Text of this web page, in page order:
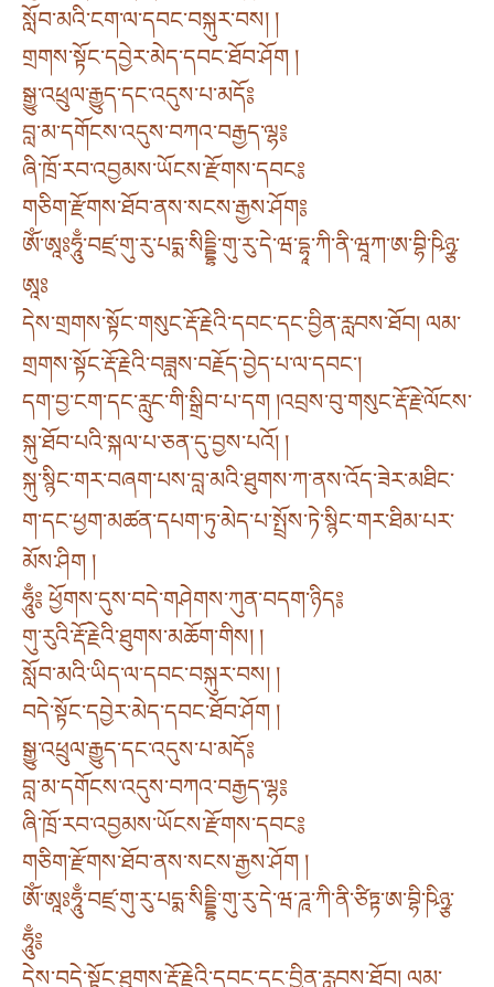
སློབ་མའི་ངག་ལ་དབང་བསྐུར་བས། །
གྲགས་སྟོང་དབྱེར་མེད་དབང་ཐོབ་ཤོག །
སྒྱུ་འཕྲུལ་རྒྱུད་དང་འདུས་པ་མདོ༔
བླ་མ་དགོངས་འདུས་བཀའ་བརྒྱད་ལྷ༔
ཞི་ཁྲོ་རབ་འབྱམས་ཡོངས་རྫོགས་དབང༔
གཅིག་རྫོགས་ཐོབ་ནས་སངས་རྒྱས་ཤོག༔
ཨོཾ་ཨཱཿཧཱུྃ་བཛྲ་གུ་རུ་པདྨ་སིདྡྷི་གུ་རུ་དེ་ཝ་དྷཱ་ཀི་ནི་ཝཱཀ་ཨ་བྷི་ཥིཉྩ་
ཨཱཿ
དེས་གྲགས་སྟོང་གསུང་རྡོ་རྗེའི་དབང་དང་བྱིན་རླབས་ཐོབ། ལམ་
གྲགས་སྟོང་རྡོ་རྗེའི་བཟླས་བརྗོད་བྱེད་པ་ལ་དབང༌།
དག་བྱ་ངག་དང་རླུང་གི་སྒྲིབ་པ་དག །འབྲས་བུ་གསུང་རྡོ་རྗེ་ལོངས་
སྐུ་ཐོབ་པའི་སྐལ་པ་ཅན་དུ་བྱས་པའོ། །
སྐུ་སྙིང་གར་བཞག་པས་བླ་མའི་ཐུགས་ཀ་ནས་འོད་ཟེར་མཐིང་
ག་དང་ཕྱག་མཚན་དཔག་ཏུ་མེད་པ་སྤྲོས་ཏེ་སྙིང་གར་ཐིམ་པར་
མོས་ཤིག །
ཧཱུྃ༔ ཕྱོགས་དུས་བདེ་གཤེགས་ཀུན་བདག་ཉིད༔
གུ་རུའི་རྡོ་རྗེའི་ཐུགས་མཆོག་གིས། །
སློབ་མའི་ཡིད་ལ་དབང་བསྐུར་བས། །
བདེ་སྟོང་དབྱེར་མེད་དབང་ཐོབ་ཤོག །
སྒྱུ་འཕྲུལ་རྒྱུད་དང་འདུས་པ་མདོ༔
བླ་མ་དགོངས་འདུས་བཀའ་བརྒྱད་ལྷ༔
ཞི་ཁྲོ་རབ་འབྱམས་ཡོངས་རྫོགས་དབང༔
གཅིག་རྫོགས་ཐོབ་ནས་སངས་རྒྱས་ཤོག །
ཨོཾ་ཨཱཿཧཱུྃ་བཛྲ་གུ་རུ་པདྨ་སིདྡྷི་གུ་རུ་དེ་ཝ་ཌཱ་ཀི་ནི་ཙིཏྟ་ཨ་བྷི་ཥིཉྩ་
ཧཱུྃ༔
དེས་བདེ་སྟོང་ཐུགས་རྡོ་རྗེའི་དབང་དང་བྱིན་རླབས་ཐོབ། ལམ་